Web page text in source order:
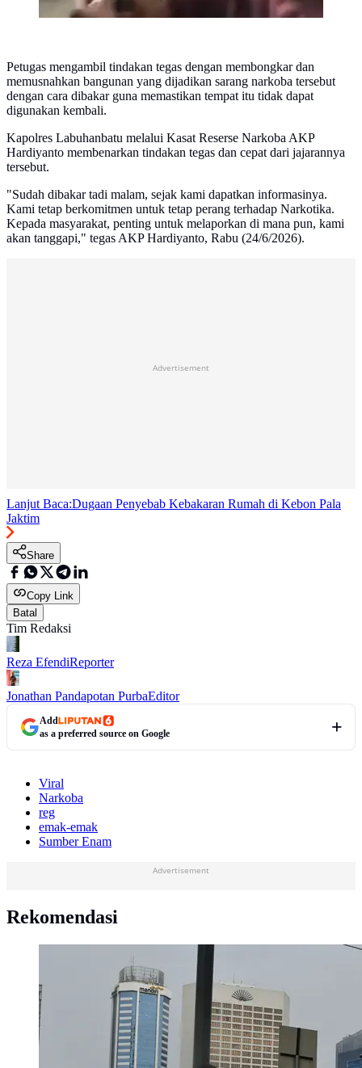
Petugas mengambil tindakan tegas dengan membongkar dan
memusnahkan bangunan yang dijadikan sarang narkoba tersebut
dengan cara dibakar guna memastikan tempat itu tidak dapat
digunakan kembali.
Kapolres Labuhanbatu melalui Kasat Reserse Narkoba AKP
Hardiyanto membenarkan tindakan tegas dan cepat dari jajarannya
tersebut.
"Sudah dibakar tadi malam, sejak kami dapatkan informasinya.
Kami tetap berkomitmen untuk tetap perang terhadap Narkotika.
Kepada masyarakat, penting untuk melaporkan di mana pun, kami
akan tanggapi," tegas AKP Hardiyanto, Rabu (24/6/2026).
Advertisement
Lanjut Baca:Dugaan Penyebab Kebakaran Rumah di Kebon Pala
Jaktim
Share
Copy Link
Batal
Tim Redaksi
Reza EfendiReporter
Jonathan Pandapotan PurbaEditor
Add
as a preferred source on Google
Viral
Narkoba
reg
emak-emak
Sumber Enam
Advertisement
Rekomendasi